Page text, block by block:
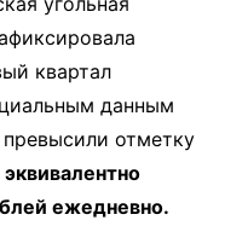
квартал
данным
отметку
эквивалентно
ежедневно.